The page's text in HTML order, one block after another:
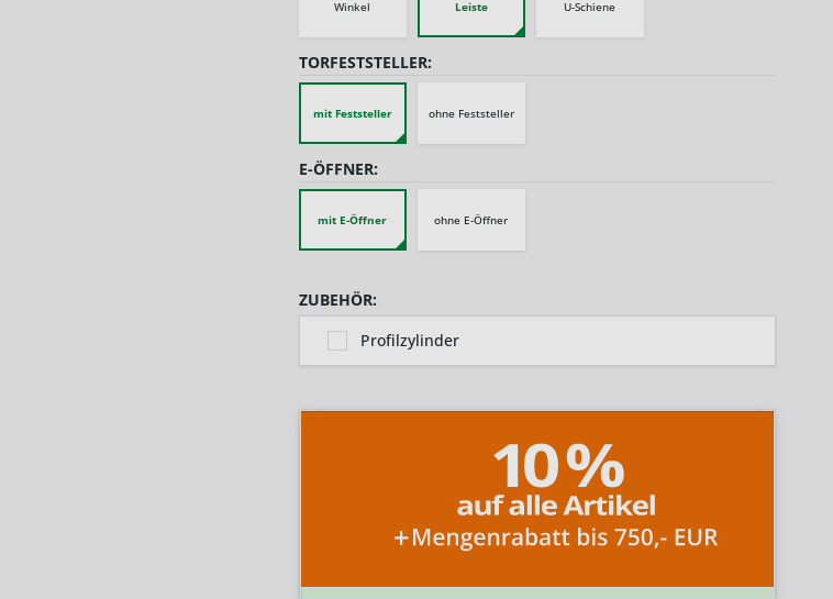
Winkel Leiste U-Schiene
TORFESTSTELLER:
mit Feststeller ohne Feststeller
E-ÖFFNER:
mit E-Öffner ohne E-Öffner
ZUBEHÖR:
Profilzylinder